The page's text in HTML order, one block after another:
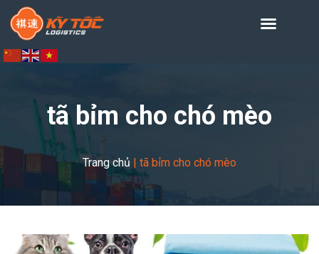
tã bỉm cho chó mèo
Trang chủ | tã bỉm cho chó mèo